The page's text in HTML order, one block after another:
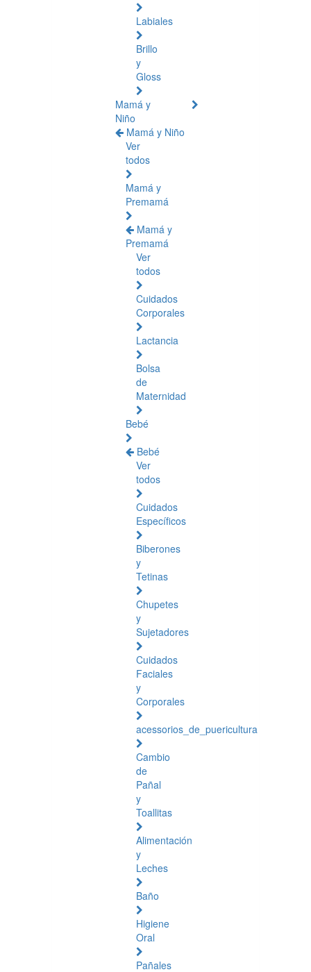
Labiales
Brillo
y
Gloss
Mamá y
Niño
Mamá y Niño
Ver
todos
Mamá y
Premamá
Mamá y
Premamá
Ver
todos
Cuidados
Corporales
Lactancia
Bolsa
de
Maternidad
Bebé
Bebé
Ver
todos
Cuidados
Específicos
Biberones
y
Tetinas
Chupetes
y
Sujetadores
Cuidados
Faciales
y
Corporales
acessorios_de_puericultura
Cambio
de
Pañal
y
Toallitas
Alimentación
y
Leches
Baño
Higiene
Oral
Pañales